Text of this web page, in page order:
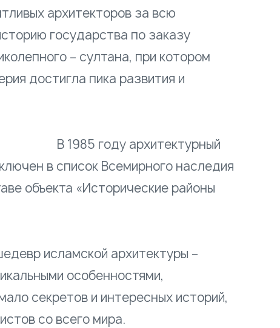
архитекторов за всю
государства по заказу
– султана, при котором
достигла пика развития и
архитектурный
в список Всемирного наследия
объекта «Исторические районы
исламской архитектуры –
особенностями,
секретов и интересных историй,
со всего мира.